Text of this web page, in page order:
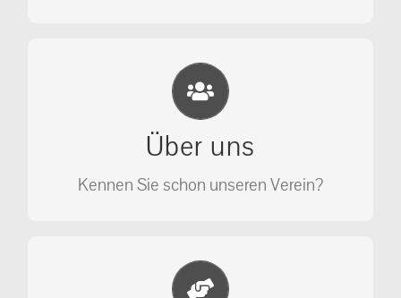
Über uns
Kennen Sie schon unseren Verein?
Eichhörnchen Schutz e.V.
Wir sehen nicht weg, wir retten!
Jetzt Mitglied werden